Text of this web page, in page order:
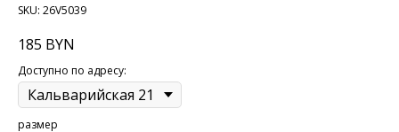
SKU: 26V5039
185 BYN
Доступно по адресу:
размер